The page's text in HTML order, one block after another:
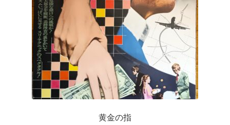
黄金の指